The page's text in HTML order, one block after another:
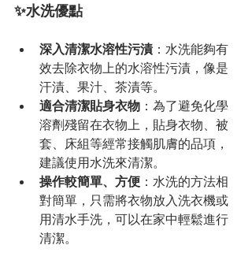
✨水洗優點
深入清潔水溶性污漬 ：水洗能夠有
效去除衣物上的水溶性污漬，像是
汗漬、果汁、茶漬等。
適合清潔貼身衣物 ：為了避免化學
溶劑殘留在衣物上，貼身衣物、被
套、床組等經常接觸肌膚的品項，
建議使用水洗來清潔。
操作較簡單、方便 ：水洗的方法相
對簡單，只需將衣物放入洗衣機或
用清水手洗，可以在家中輕鬆進行
清潔。